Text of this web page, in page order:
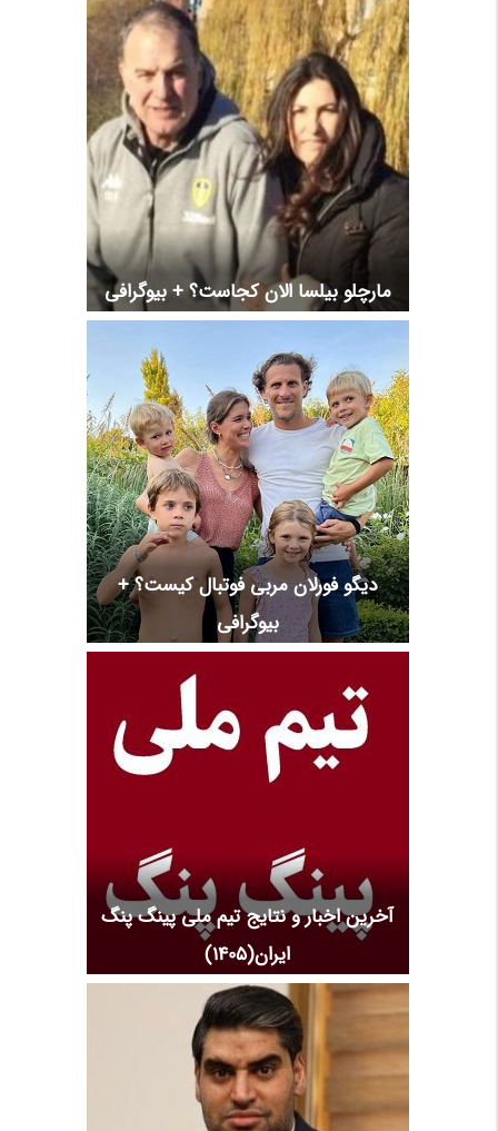
مارچلو بیلسا الان کجاست؟ + بیوگرافی
دیگو فورلان مربی فوتبال کیست؟ +
بیوگرافی
آخرین اخبار و نتایج تیم ملی پینگ پنگ
ایران(1405)